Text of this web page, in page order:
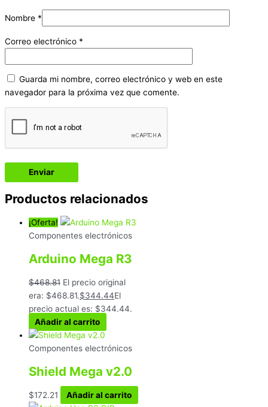
Nombre *
Correo electrónico *
Guarda mi nombre, correo electrónico y web en este
navegador para la próxima vez que comente.
Productos relacionados
¡Oferta!
Componentes electrónicos
Arduino Mega R3
$468.81 El precio original
era: $468.81.$344.44El
precio actual es: $344.44.
Añadir al carrito
Componentes electrónicos
Shield Mega v2.0
$172.21 Añadir al carrito